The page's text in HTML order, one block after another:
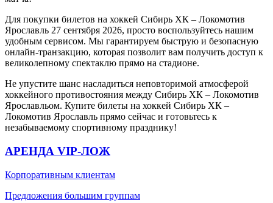
Для покупки билетов на хоккей Сибирь ХК – Локомотив
Ярославль 27 сентября 2026, просто воспользуйтесь нашим
удобным сервисом. Мы гарантируем быструю и безопасную
онлайн-транзакцию, которая позволит вам получить доступ к
великолепному спектаклю прямо на стадионе.
Не упустите шанс насладиться неповторимой атмосферой
хоккейного противостояния между Сибирь ХК – Локомотив
Ярославльом. Купите билеты на хоккей Сибирь ХК –
Локомотив Ярославль прямо сейчас и готовьтесь к
незабываемому спортивному празднику!
АРЕНДА VIP-ЛОЖ
Корпоративным клиентам
Предложения большим группам